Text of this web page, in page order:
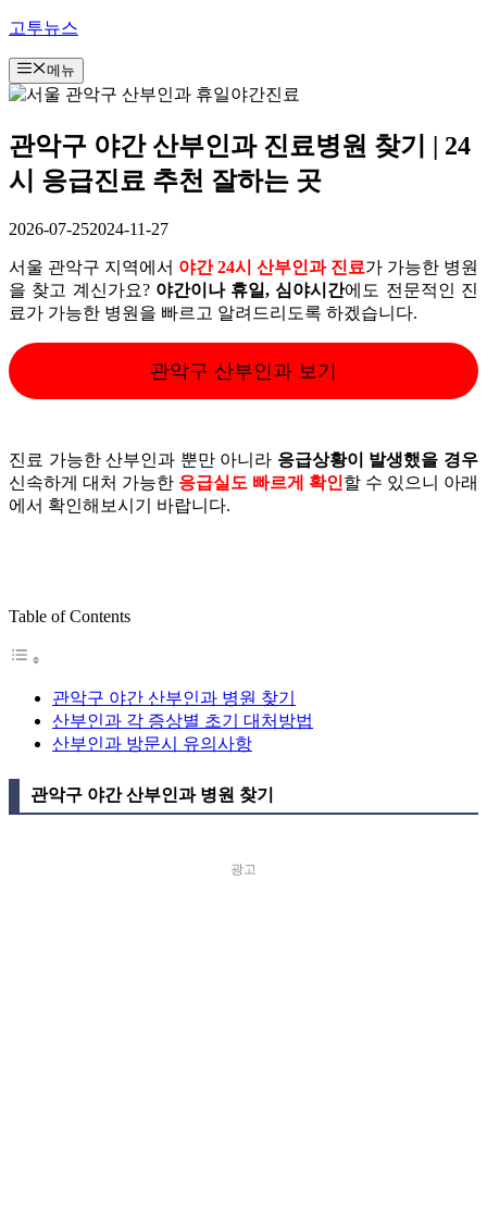
컨
츠
로
너
뛰
기
고투뉴스
메뉴
관악구 야간 산부인과 진료병원 찾기 | 24
시 응급진료 추천 잘하는 곳
2026-07-252024-11-27
서울 관악구 지역에서 야간 24시 산부인과 진료가 가능한 병원
을 찾고 계신가요? 야간이나 휴일, 심야시간에도 전문적인 진
료가 가능한 병원을 빠르고 알려드리도록 하겠습니다.
관악구 산부인과 보기
진료 가능한 산부인과 뿐만 아니라 응급상황이 발생했을 경우
신속하게 대처 가능한 응급실도 빠르게 확인할 수 있으니 아래
에서 확인해보시기 바랍니다.
Table of Contents
관악구 야간 산부인과 병원 찾기
산부인과 각 증상별 초기 대처방법
산부인과 방문시 유의사항
관악구 야간 산부인과 병원 찾기
광고